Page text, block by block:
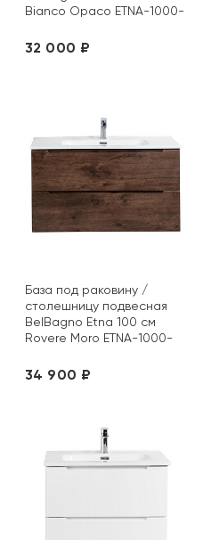
Bianco Opaco ETNA-1000-
32 000 ₽
База под раковину /
столешницу подвесная
BelBagno Etna 100 см
Rovere Moro ETNA-1000-
34 900 ₽